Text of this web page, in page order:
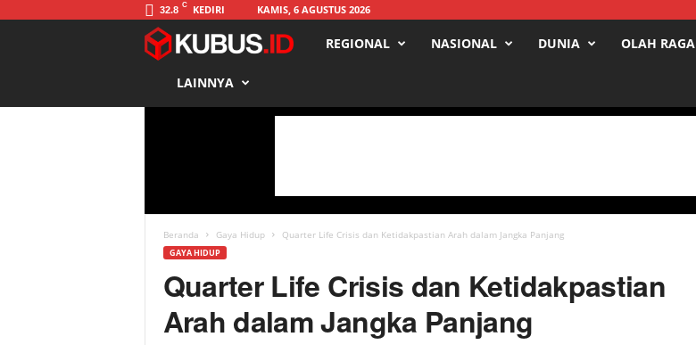
32.8 C KEDIRI KAMIS, 6 AGUSTUS 2026
s
REGIONAL NASIONAL DUNIA OLAH RAGA
LAINNYA
Beranda Gaya Hidup Quarter Life Crisis dan Ketidakpastian Arah dalam Jangka Panjang
GAYA HIDUP
Quarter Life Crisis dan Ketidakpastian
Arah dalam Jangka Panjang